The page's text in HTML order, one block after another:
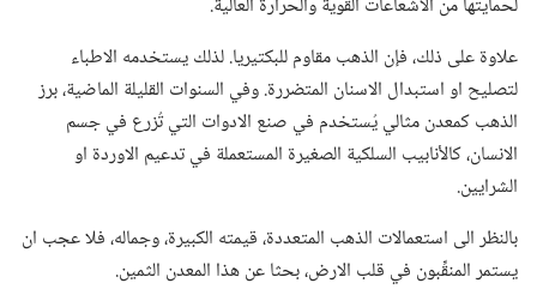
لحمايتها من الاشعاعات القوية والحرارة العالية.‏
علاوة على ذلك،‏ فإن الذهب مقاوم للبكتيريا.‏ لذلك يستخدمه الاطباء
لتصليح او استبدال الاسنان المتضررة.‏ وفي السنوات القليلة الماضية،‏ برز
الذهب كمعدن مثالي يُستخدم في صنع الادوات التي تُزرع في جسم
الانسان،‏ كالأنابيب السلكية الصغيرة المستعملة في تدعيم الاوردة او
الشرايين.‏
بالنظر الى استعمالات الذهب المتعددة،‏ قيمته الكبيرة،‏ وجماله،‏ فلا عجب ان
يستمر المنقِّبون في قلب الارض،‏ بحثا عن هذا المعدن الثمين.‏